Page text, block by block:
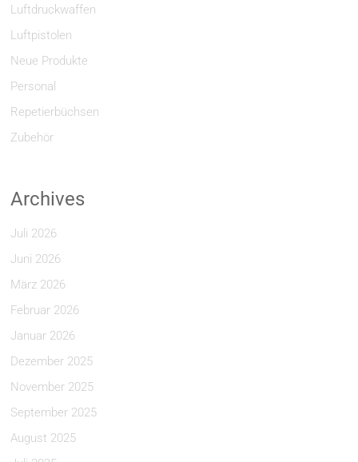
Luftdruckwaffen
Luftpistolen
Neue Produkte
Personal
Repetierbüchsen
Zubehör
Archives
Juli 2026
Juni 2026
März 2026
Februar 2026
Januar 2026
Dezember 2025
November 2025
September 2025
August 2025